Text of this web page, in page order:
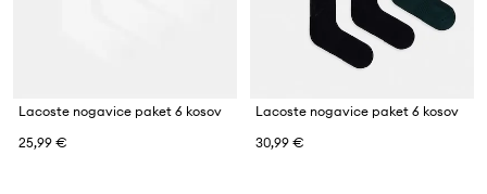
Lacoste nogavice paket 6 kosov
25,99 €
Lacoste nogavice paket 6 kosov
30,99 €